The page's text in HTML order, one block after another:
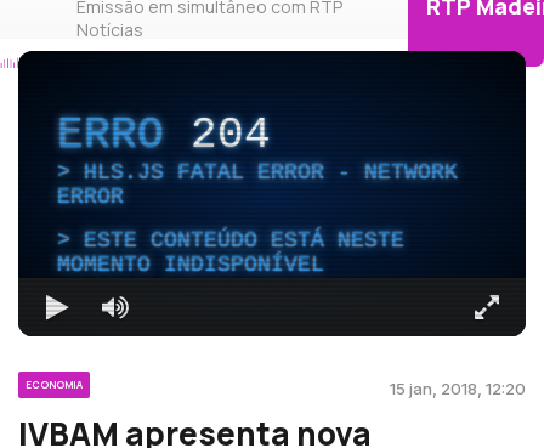
Emissão em simultâneo com RTP
Notícias
ERRO204
HLS.JS FATAL ERROR - NETWORK
ERROR
ESTE CONTEÚDO ESTÁ NESTE
MOMENTO INDISPONÍVEL
ECONOMIA 15 jan, 2018, 12:20
IVBAM apresenta nova